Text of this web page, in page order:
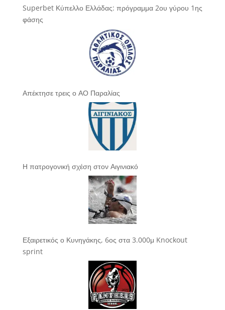
Superbet Κύπελλο Ελλάδας: πρόγραμμα 2ου γύρου 1ης
φάσης
Απέκτησε τρεις ο ΑΟ Παραλίας
Η πατρογονική σχέση στον Αιγινιακό
Εξαιρετικός ο Κυνηγάκης, 6ος στα 3.000μ Knockout
sprint